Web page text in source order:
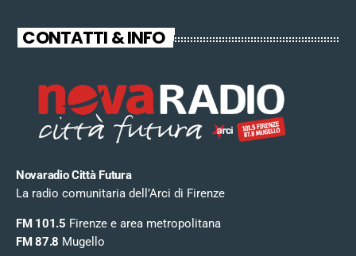
CONTATTI & INFO
Novaradio Città Futura
La radio comunitaria dell’Arci di Firenze
FM 101.5 Firenze e area metropolitana
FM 87.8 Mugello